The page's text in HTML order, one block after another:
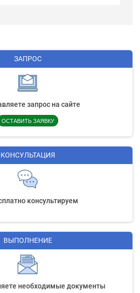
ЗАПРОС
запрос на сайте
ОСТАВИТЬ ЗАЯВКУ
КОНСУЛЬТАЦИЯ
консультируем
ВЫПОЛНЕНИЕ
необходимые документы